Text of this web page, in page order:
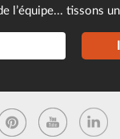
l’équipe... tissons